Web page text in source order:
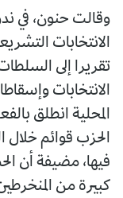
وقالت حنون، في
تقريرا إلى
الانتخابات
المحلية انطلق
الحزب قوائم خلال
فيها، مضيفة أن
كبيرة من